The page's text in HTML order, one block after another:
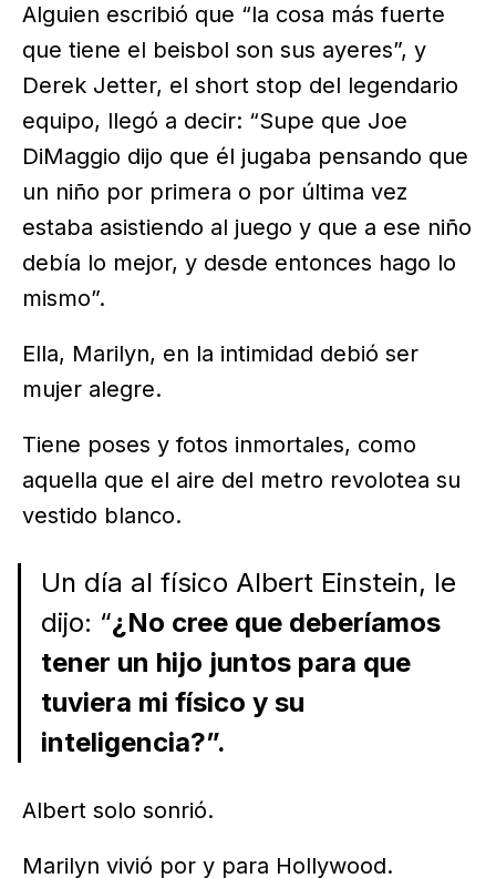
Alguien escribió que “la cosa más fuerte
que tiene el beisbol son sus ayeres”, y
Derek Jetter, el short stop del legendario
equipo, llegó a decir: “Supe que Joe
DiMaggio dijo que él jugaba pensando que
un niño por primera o por última vez
estaba asistiendo al juego y que a ese niño
debía lo mejor, y desde entonces hago lo
mismo”.
Ella, Marilyn, en la intimidad debió ser
mujer alegre.
Tiene poses y fotos inmortales, como
aquella que el aire del metro revolotea su
vestido blanco.
Un día al físico Albert Einstein, le
dijo: “¿No cree que deberíamos
tener un hijo juntos para que
tuviera mi físico y su
inteligencia?”.
Albert solo sonrió.
Marilyn vivió por y para Hollywood.